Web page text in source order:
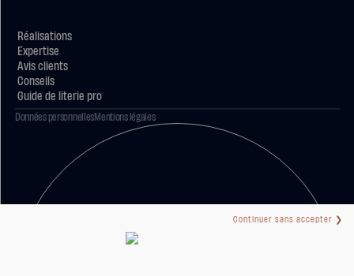
Continuer sans accepter ❯
Réalisations
Expertise
Avis clients
Conseils
Guide de literie pro
Données personnellesMentions légales